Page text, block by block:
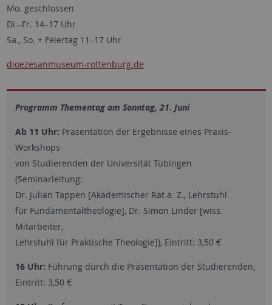
Mo. geschlossen
Di.–Fr. 14–17 Uhr
Sa., So. + Feiertag 11–17 Uhr
dioezesanmuseum-rottenburg.de
Programm Thementag am Sonntag, 21. Juni
Ab 11 Uhr: Präsentation der Ergebnisse eines Praxis-
Workshops
von Studierenden der Universität Tübingen
(Seminarleitung:
Dr. Julian Tappen [Akademischer Rat a. Z., Lehrstuhl
für Fundamentaltheologie], Dr. Simon Linder [wiss.
Mitarbeiter,
Lehrstuhl für Praktische Theologie]), Eintritt: 3,50 €
16 Uhr: Führung durch die Präsentation der Studierenden,
Eintritt: 3,50 €